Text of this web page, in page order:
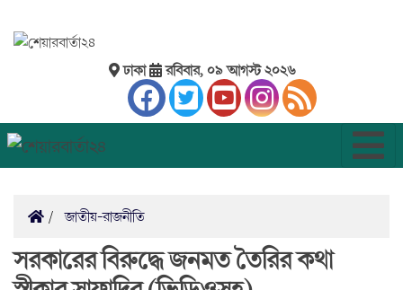
ঢাকা রবিবার, ০৯ আগস্ট ২০২৬
জাতীয়-রাজনীতি
সরকারের বিরুদ্ধে জনমত তৈরির কথা